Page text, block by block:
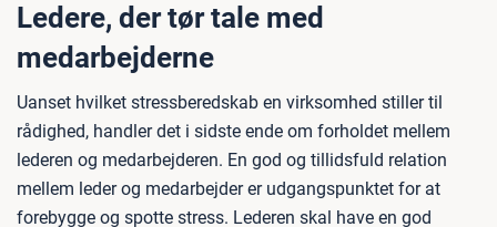
Ledere, der tør tale med
medarbejderne
Uanset hvilket stressberedskab en virksomhed stiller til
rådighed, handler det i sidste ende om forholdet mellem
lederen og medarbejderen. En god og tillidsfuld relation
mellem leder og medarbejder er udgangspunktet for at
forebygge og spotte stress. Lederen skal have en god